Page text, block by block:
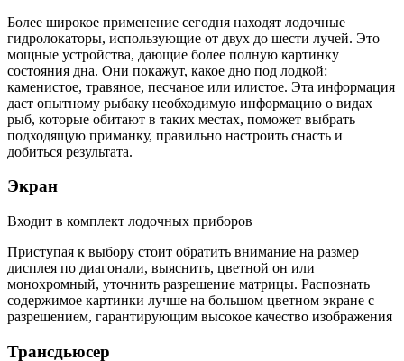
Более широкое применение сегодня находят лодочные
гидролокаторы, использующие от двух до шести лучей. Это
мощные устройства, дающие более полную картинку
состояния дна. Они покажут, какое дно под лодкой:
каменистое, травяное, песчаное или илистое. Эта информация
даст опытному рыбаку необходимую информацию о видах
рыб, которые обитают в таких местах, поможет выбрать
подходящую приманку, правильно настроить снасть и
добиться результата.
Экран
Входит в комплект лодочных приборов
Приступая к выбору стоит обратить внимание на размер
дисплея по диагонали, выяснить, цветной он или
монохромный, уточнить разрешение матрицы. Распознать
содержимое картинки лучше на большом цветном экране с
разрешением, гарантирующим высокое качество изображения
Трансдьюсер